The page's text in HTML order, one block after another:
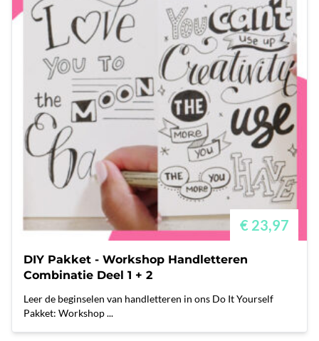
€ 23,97
DIY Pakket - Workshop Handletteren
Combinatie Deel 1 + 2
Leer de beginselen van handletteren in ons Do It Yourself
Pakket: Workshop ...